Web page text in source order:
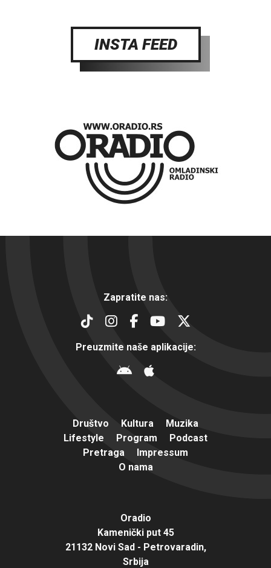
INSTA FEED
Zapratite nas:
Preuzmite naše aplikacije:
Društvo Kultura
Muzika
Lifestyle
Program
Podcast
Pretraga
Impressum
O nama
Oradio
Kamenički put 45
21132 Novi Sad - Petrovaradin,
Srbija